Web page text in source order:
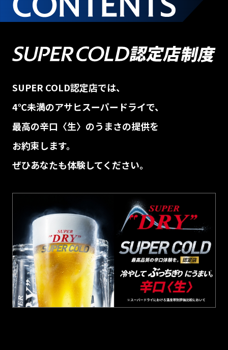
SUPER COLD認定店では、
4℃未満のアサヒスーパードライで、
最高の辛口〈生〉のうまさの提供を
お約束します。
ぜひあなたも体験してください。